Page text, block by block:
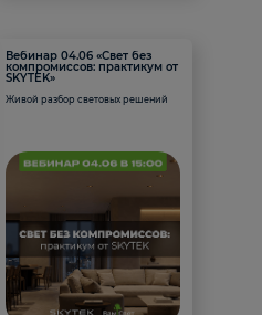
Вебинар 04.06 «Свет без
компромиссов: практикум от
SKYTEK»
Живой разбор световых решений